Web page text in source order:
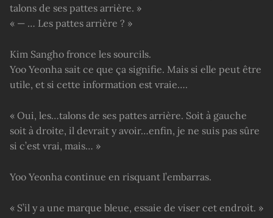
talons de ses pattes arrière. »
« — … Les pattes arrière ? »
Kim Sangho fronce les sourcils.
Yoo Yeonha sait ce que ça signifie. Mais si elle peut être
utile, et si cette information est vraie….
« Oui, les…talons de ses pattes arrière. Soit à gauche
soit à droite, il devrait y avoir…enfin, je ne suis pas sûre
si c’est vrai, mais… »
Yoo Yeonha continue en risquant l’embarras.
« S’il y a une marque bleue, essaie de viser cet endroit. »